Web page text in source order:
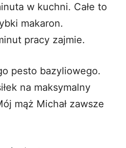
w kuchni. Całe to
makaron.
pracy zajmie.
pesto bazyliowego.
na maksymalny
mąż Michał zawsze